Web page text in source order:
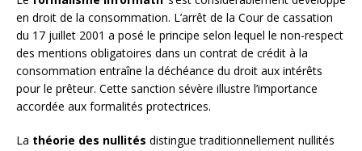
en droit de la consommation. L’arrêt de la Cour de cassation
du 17 juillet 2001 a posé le principe selon lequel le non-respect
des mentions obligatoires dans un contrat de crédit à la
consommation entraîne la déchéance du droit aux intérêts
pour le prêteur. Cette sanction sévère illustre l’importance
accordée aux formalités protectrices.
La théorie des nullités distingue traditionnellement nullités